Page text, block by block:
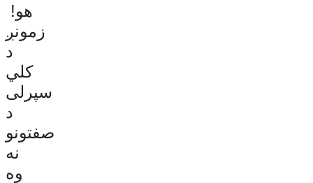
هو!
زمونږ
د
کلي
سپرلی
د
صفتونو
نه
وه